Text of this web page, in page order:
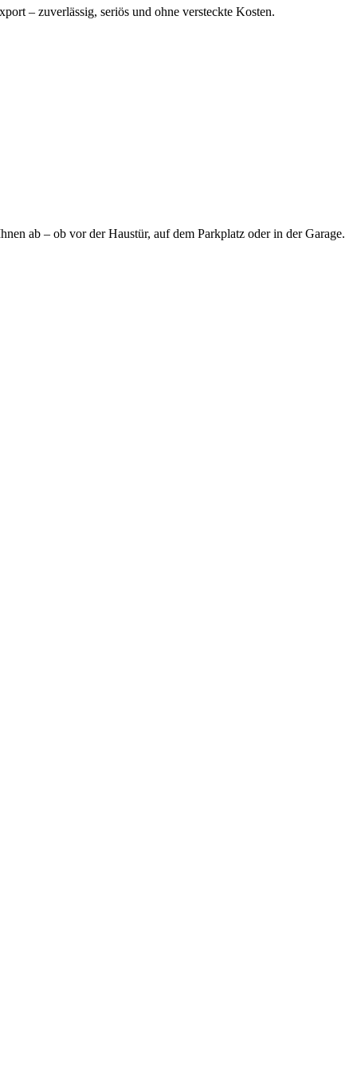
– zuverlässig, seriös und ohne versteckte Kosten.
ab – ob vor der Haustür, auf dem Parkplatz oder in der Garage.